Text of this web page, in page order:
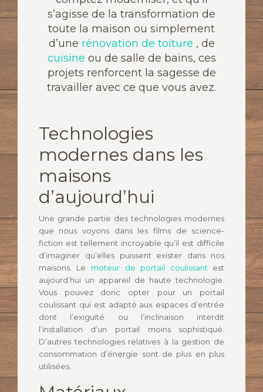
s’agisse de la transformation de
toute la maison ou simplement
d’une rénovation de toiture , de
cuisine ou de salle de bains, ces
projets renforcent la sagesse de
travailler avec ce que vous avez.
Technologies
modernes dans les
maisons
d’aujourd’hui
Une grande partie des technologies modernes
que nous voyons dans les films de science-
fiction est tellement incroyable qu’il est difficile
d’imaginer qu’elles puissent exister dans nos
maisons. Le moteur de portail coulissant est
aujourd’hui un appareil de haute technologie.
Vous pouvez donc opter pour un portail
coulissant qui est adapté aux espaces d’entrée
dont l’exiguïté ou l’inclinaison interdit
l’installation d’un portail moins sophistiqué.
D’autres technologies relatives à la gestion de
consommation d’énergie sont de plus en plus
utilisées.